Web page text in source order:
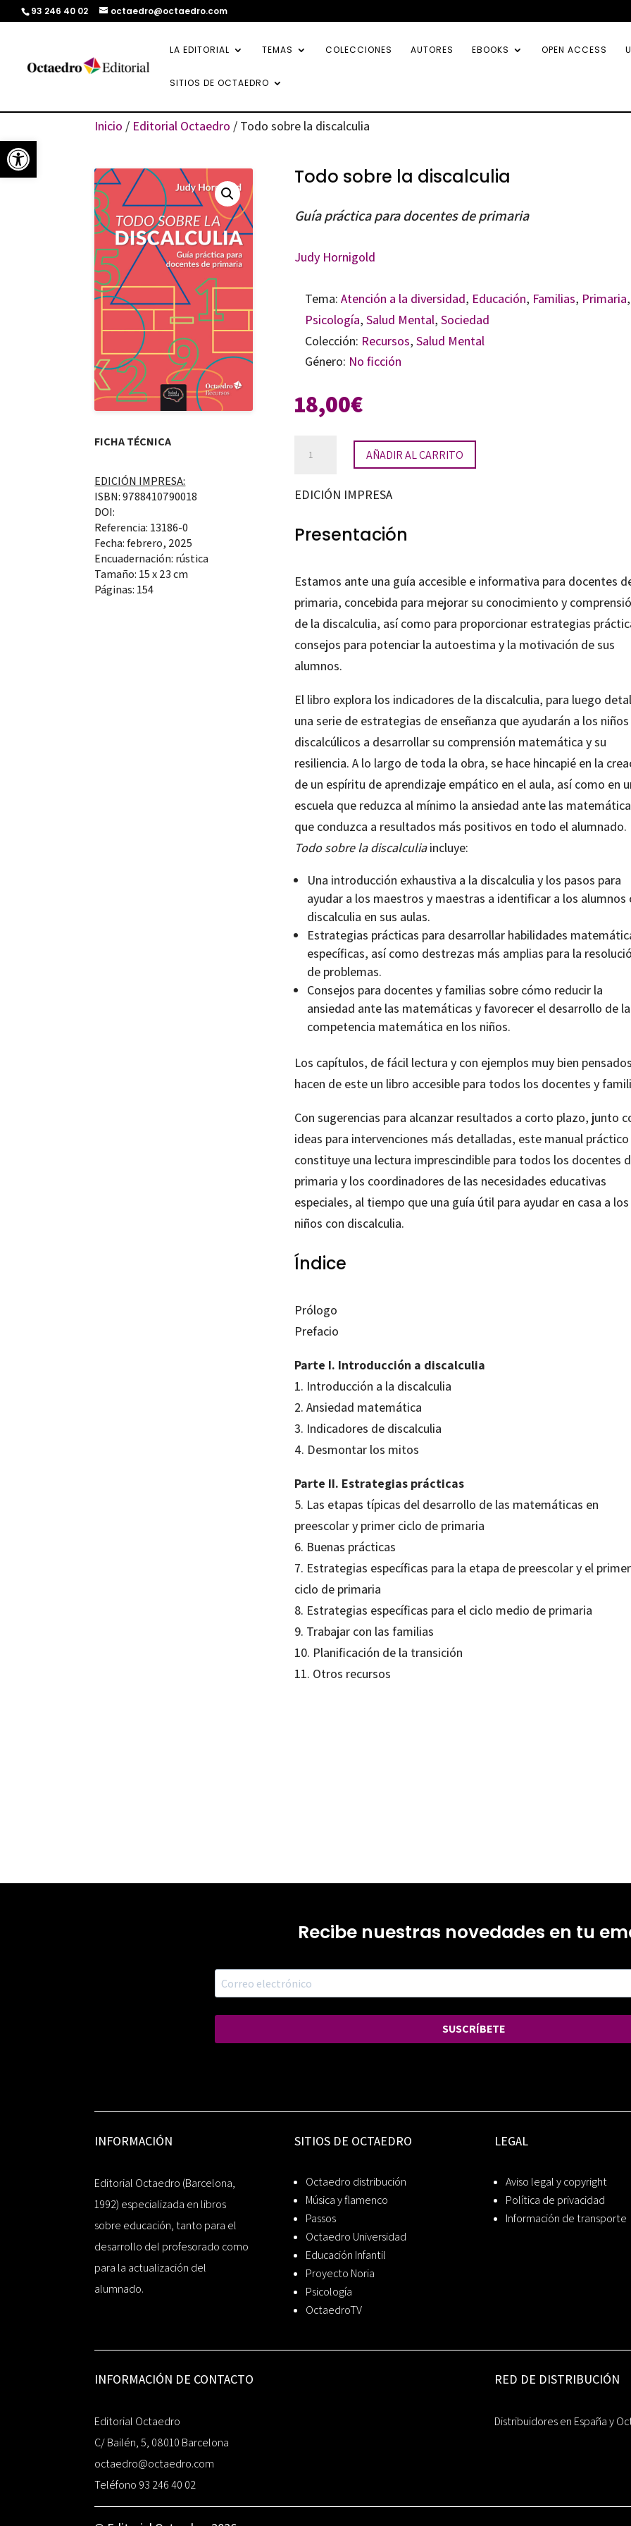
Abrir barra de herramientas
93 246 40 02 octaedro@octaedro.com
LA EDITORIAL TEMAS COLECCIONES AUTORES EBOOKS OPEN ACCESS
SITIOS DE OCTAEDRO
Inicio / Editorial Octaedro / Todo sobre la discalculia
FICHA TÉCNICA
EDICIÓN IMPRESA:
ISBN: 9788410790018
DOI:
Referencia: 13186-0
Fecha: febrero, 2025
Encuadernación: rústica
Tamaño: 15 x 23 cm
Páginas: 154
Todo sobre la discalculia
Guía práctica para docentes de primaria
Judy Hornigold
Tema: Atención a la diversidad, Educación, Familias, Primaria,
Psicología, Salud Mental, Sociedad
Colección: Recursos, Salud Mental
Género: No ficción
18,00€
la
cantidad
AÑADIR AL CARRITO
EDICIÓN IMPRESA
Presentación
Estamos ante una guía accesible e informativa para docentes
primaria, concebida para mejorar su conocimiento y
de la discalculia, así como para proporcionar estrategias
consejos para potenciar la autoestima y la motivación de sus
alumnos.
El libro explora los indicadores de la discalculia, para luego
una serie de estrategias de enseñanza que ayudarán a los niños
discalcúlicos a desarrollar su comprensión matemática y su
resiliencia. A lo largo de toda la obra, se hace hincapié en la
de un espíritu de aprendizaje empático en el aula, así como en
escuela que reduzca al mínimo la ansiedad ante las
que conduzca a resultados más positivos en todo el alumnado.
Todo sobre la discalculiaincluye:
Una introducción exhaustiva a la discalculia y los pasos para
ayudar a los maestros y maestras a identificar a los alumnos
discalculia en sus aulas.
Estrategias prácticas para desarrollar habilidades
específicas, así como destrezas más amplias para la
de problemas.
Consejos para docentes y familias sobre cómo reducir la
ansiedad ante las matemáticas y favorecer el desarrollo de la
competencia matemática en los niños.
Los capítulos, de fácil lectura y con ejemplos muy bien
hacen de este un libro accesible para todos los docentes y
Con sugerencias para alcanzar resultados a corto plazo, junto
ideas para intervenciones más detalladas, este manual práctico
constituye una lectura imprescindible para todos los docentes
primaria y los coordinadores de las necesidades educativas
especiales, al tiempo que una guía útil para ayudar en casa a los
niños con discalculia.
Índice
Prólogo
Prefacio
Parte I. Introducción a discalculia
1. Introducción a la discalculia
2. Ansiedad matemática
3. Indicadores de discalculia
4. Desmontar los mitos
Parte II. Estrategias prácticas
5. Las etapas típicas del desarrollo de las matemáticas en
preescolar y primer ciclo de primaria
6. Buenas prácticas
7. Estrategias específicas para la etapa de preescolar y el primer
ciclo de primaria
8. Estrategias específicas para el ciclo medio de primaria
9. Trabajar con las familias
10. Planificación de la transición
11. Otros recursos
Recibe nuestras novedades en tu
SUSCRÍBETE
INFORMACIÓN
Editorial Octaedro (Barcelona,
1992) especializada en libros
sobre educación, tanto para el
desarrollo del profesorado como
para la actualización del
alumnado.
SITIOS DE OCTAEDRO
Octaedro distribución
Música y flamenco
Passos
Octaedro Universidad
Educación Infantil
Proyecto Noria
Psicología
OctaedroTV
LEGAL
Aviso legal y copyright
Política de privacidad
Información de transporte
INFORMACIÓN DE CONTACTO
Editorial Octaedro
C/ Bailén, 5, 08010 Barcelona
octaedro@octaedro.com
Teléfono 93 246 40 02
RED DE DISTRIBUCIÓN
Distribuidores en España y